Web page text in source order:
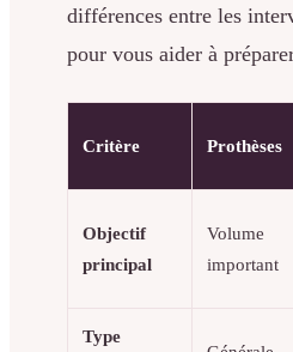
différences entre les
pour vous aider à
Critère Prothèses
Objectif
principal
Volume
important
Type